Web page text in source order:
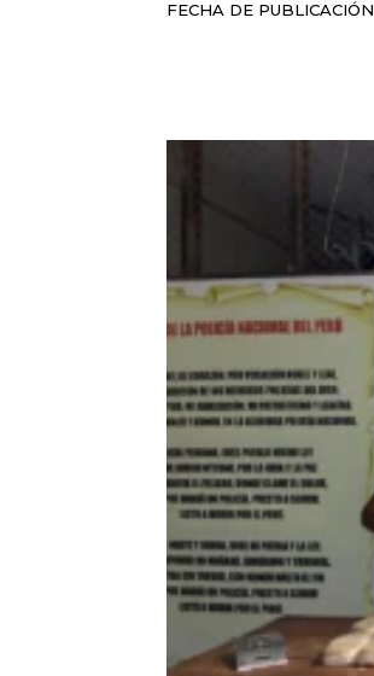
FECHA DE PUBLICACIÓN